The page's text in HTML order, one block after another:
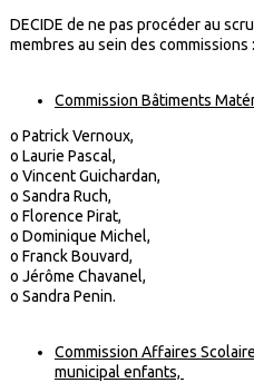
DECIDE de ne pas procéder au
membres au sein des commissions :
Commission Bâtiments
o Patrick Vernoux,
o Laurie Pascal,
o Vincent Guichardan,
o Sandra Ruch,
o Florence Pirat,
o Dominique Michel,
o Franck Bouvard,
o Jérôme Chavanel,
o Sandra Penin.
Commission Affaires
municipal enfants,